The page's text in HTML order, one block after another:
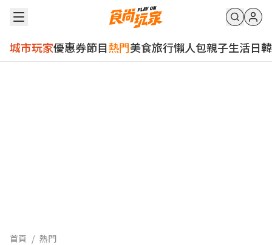
城市玩家優惠券節目熱門美食旅行懶人包親子生活日韓
首頁 / 熱門